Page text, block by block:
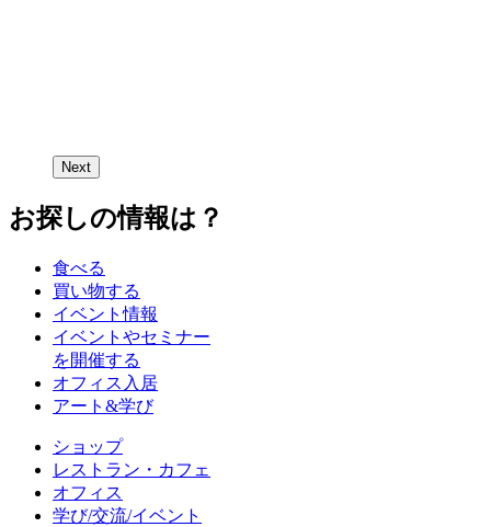
Next
お探しの情報は？
食べる
買い物する
イベント情報
イベントやセミナー
を開催する
オフィス入居
アート&学び
ショップ
レストラン・カフェ
オフィス
学び/交流/イベント